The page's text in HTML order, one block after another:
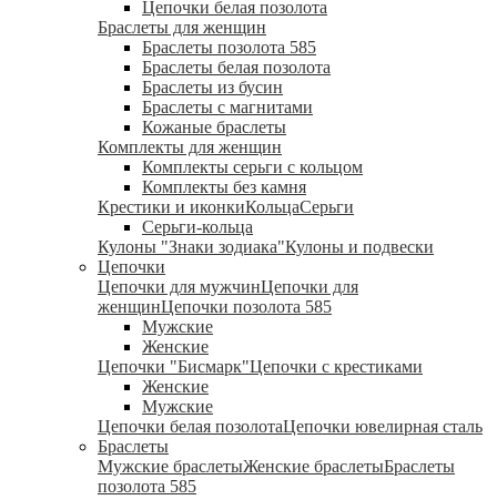
Цепочки белая позолота
Браслеты для женщин
Браслеты позолота 585
Браслеты белая позолота
Браслеты из бусин
Браслеты с магнитами
Кожаные браслеты
Комплекты для женщин
Комплекты серьги с кольцом
Комплекты без камня
Крестики и иконкиКольцаСерьги
Серьги-кольца
Кулоны "Знаки зодиака"Кулоны и подвески
Цепочки
Цепочки для мужчинЦепочки для
женщинЦепочки позолота 585
Мужские
Женские
Цепочки "Бисмарк"Цепочки с крестиками
Женские
Мужские
Цепочки белая позолотаЦепочки ювелирная сталь
Браслеты
Мужские браслетыЖенские браслетыБраслеты
позолота 585